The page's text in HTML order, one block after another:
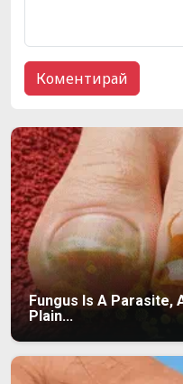
Fungus Is A Parasite,
Plain...